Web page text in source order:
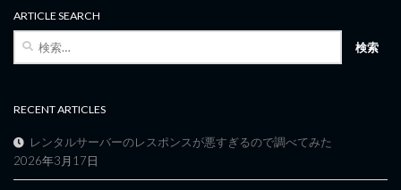
ARTICLE SEARCH
検
RECENT ARTICLES
レンタルサーバーのレスポンスが悪すぎるので調べてみた
2026年3月17日